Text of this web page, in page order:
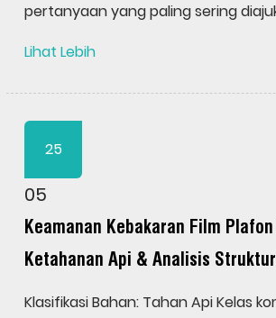
pertanyaan yang paling sering
Lihat Lebih
25
05
Keamanan Kebakaran Film Plafon
Ketahanan Api & Analisis
Klasifikasi Bahan: Tahan Api Kelas